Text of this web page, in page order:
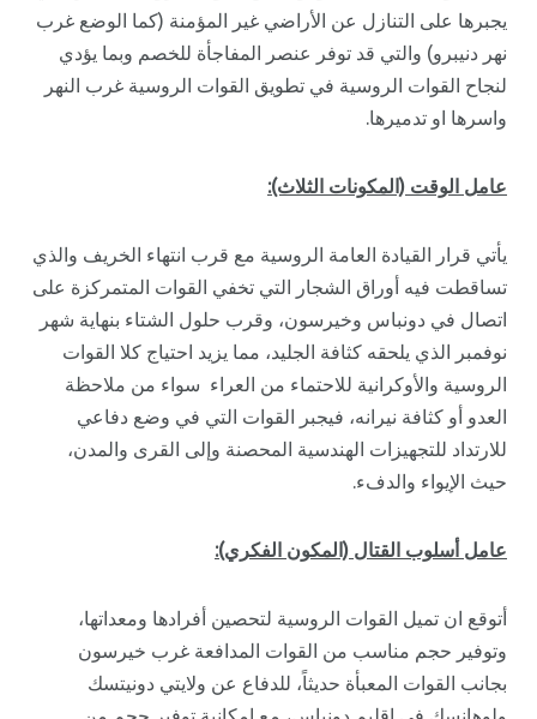
يجبرها على التنازل عن الأراضي غير المؤمنة (كما الوضع غرب
نهر دنيبرو) والتي قد توفر عنصر المفاجأة للخصم وبما يؤدي
لنجاح القوات الروسية في تطويق القوات الروسية غرب النهر
واسرها او تدميرها.
عامل الوقت (المكونات الثلاث):
يأتي قرار القيادة العامة الروسية مع قرب انتهاء الخريف والذي
تساقطت فيه أوراق الشجار التي تخفي القوات المتمركزة على
اتصال في دونباس وخيرسون، وقرب حلول الشتاء بنهاية شهر
نوفمبر الذي يلحقه كثافة الجليد، مما يزيد احتياج كلا القوات
الروسية والأوكرانية للاحتماء من العراء سواء من ملاحظة
العدو أو كثافة نيرانه، فيجبر القوات التي في وضع دفاعي
للارتداد للتجهيزات الهندسية المحصنة وإلى القرى والمدن،
حيث الإيواء والدفء.
عامل أسلوب القتال (المكون الفكري):
أتوقع ان تميل القوات الروسية لتحصين أفرادها ومعداتها،
وتوفير حجم مناسب من القوات المدافعة غرب خيرسون
بجانب القوات المعبأة حديثاً، للدفاع عن ولايتي دونيتسك